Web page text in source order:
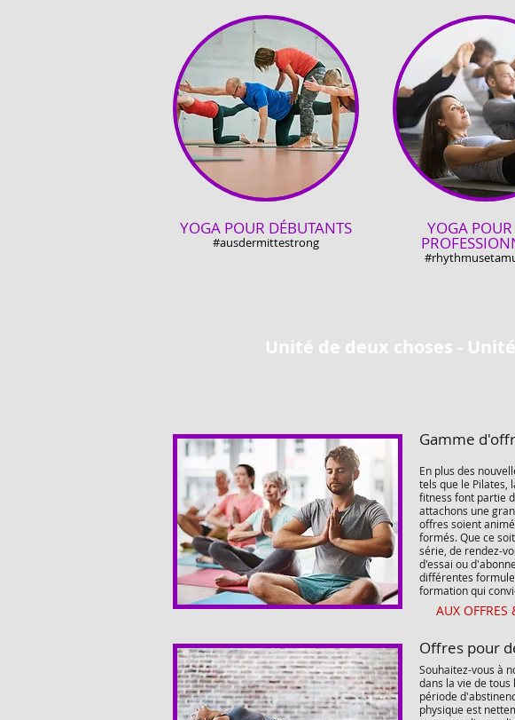
YOGA POUR DÉBUTANTS
#ausdermittestrong
YOGA POUR
#rhythmuset
Unité de deux choses - Unité
Gamme
En plus des
tels que le Pilates,
fitness font partie
attachons une
offres soient
formés. Que ce
série, de rendez-
d'essai ou
différentes
formation qui
AUX OFFRES
Offres pour
Souhaitez-vous à
dans la vie de
période
physique est